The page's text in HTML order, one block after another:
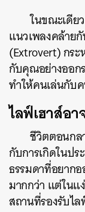
ในขณะเดีย
แนวเพลงคล้าย
(Extrovert) กร
กับคุณอย่างออก
ทำให้คนเล่นกับ
ไลฟ์เฮาส์อ
ชีวิตตอนกล
กับการเกิดในป
ธรรมดาที่อยาก
มากกว่า แต่ใน
สถานที่รองรับไ
ค้นหา